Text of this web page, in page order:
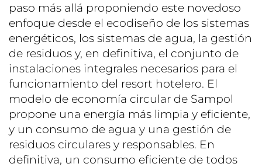
paso más allá proponiendo este novedoso
enfoque desde el ecodiseño de los sistemas
energéticos, los sistemas de agua, la gestión
de residuos y, en definitiva, el conjunto de
instalaciones integrales necesarios para el
funcionamiento del resort hotelero. El
modelo de economía circular de Sampol
propone una energía más limpia y eficiente,
y un consumo de agua y una gestión de
residuos circulares y responsables. En
definitiva, un consumo eficiente de todos